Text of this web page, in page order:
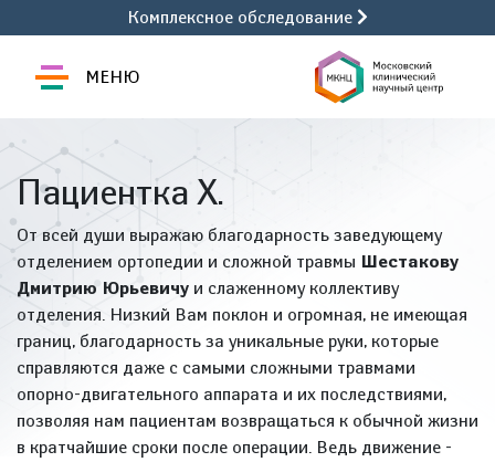
Комплексное обследование
МЕНЮ
Пациентка Х.
От всей души выражаю благодарность заведующему
отделением ортопедии и сложной травмы Шестакову
Дмитрию Юрьевичу и слаженному коллективу
отделения. Низкий Вам поклон и огромная, не имеющая
границ, благодарность за уникальные руки, которые
справляются даже с самыми сложными травмами
опорно-двигательного аппарата и их последствиями,
позволяя нам пациентам возвращаться к обычной жизни
в кратчайшие сроки после операции. Ведь движение -